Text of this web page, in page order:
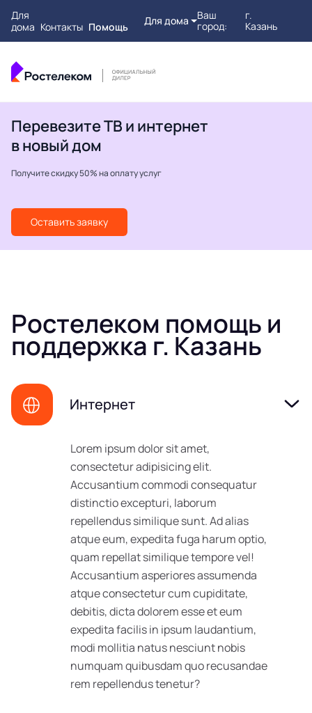
Для
дома Контакты Помощь Для дома
Ваш
город:
г.
Казань
Перевезите ТВ и интернет
в новый дом
Получите скидку 50% на оплату услуг
Оставить заявку
Ростелеком помощь и
поддержка г. Казань
Интернет
Lorem ipsum dolor sit amet,
consectetur adipisicing elit.
Accusantium commodi consequatur
distinctio excepturi, laborum
repellendus similique sunt. Ad alias
atque eum, expedita fuga harum optio,
quam repellat similique tempore vel!
Accusantium asperiores assumenda
atque consectetur cum cupiditate,
debitis, dicta dolorem esse et eum
expedita facilis in ipsum laudantium,
modi mollitia natus nesciunt nobis
numquam quibusdam quo recusandae
rem repellendus tenetur?